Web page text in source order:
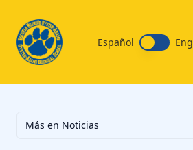
Español
Más en Noticias